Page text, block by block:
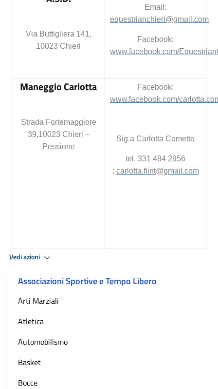
Via Buttigliera 141,
10023 Chieri
Email:
equestrianchieri@gmail.com
Facebook:
www.facebook.com/
Maneggio Carlotta
Strada Fortemaggiore
39,10023 Chieri –
Pessione
Facebook:
www.facebook.com/
Sig.a Carlotta Cometto
tel. 331 484 2956
; carlotta.flint@gmail.com
Vedi azioni
Associazioni Sportive e Tempo Libero
Arti Marziali
Atletica
Automobilismo
Basket
Bocce